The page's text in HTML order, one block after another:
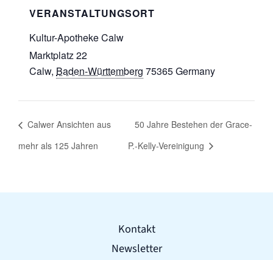
VERANSTALTUNGSORT
Kultur-Apotheke Calw
Marktplatz 22
Calw, Baden-Württemberg 75365Germany
Calwer Ansichten aus
mehr als 125 Jahren
50 Jahre Bestehen der Grace-
P.-Kelly-Vereinigung
Kontakt
Newsletter